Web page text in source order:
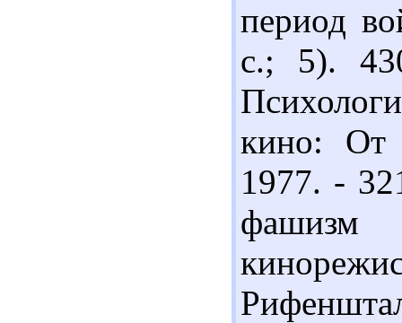
период
с.; 5).
кино: От
1977. -